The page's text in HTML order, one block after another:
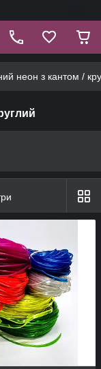
неон з кантом /